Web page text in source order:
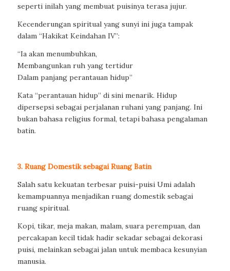
seperti inilah yang membuat puisinya terasa jujur.
Kecenderungan spiritual yang sunyi ini juga tampak
dalam “Hakikat Keindahan IV”:
“Ia akan menumbuhkan,
Membangunkan ruh yang tertidur
Dalam panjang perantauan hidup”
Kata “perantauan hidup” di sini menarik. Hidup
dipersepsi sebagai perjalanan ruhani yang panjang. Ini
bukan bahasa religius formal, tetapi bahasa pengalaman
batin.
3. Ruang Domestik sebagai Ruang Batin
Salah satu kekuatan terbesar puisi-puisi Umi adalah
kemampuannya menjadikan ruang domestik sebagai
ruang spiritual.
Kopi, tikar, meja makan, malam, suara perempuan, dan
percakapan kecil tidak hadir sekadar sebagai dekorasi
puisi, melainkan sebagai jalan untuk membaca kesunyian
manusia.